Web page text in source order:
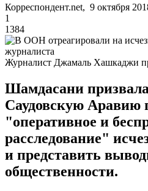
Корреспондент.net, 9 октября
1
1384
Журналист Джамаль Хашкаджи
Шамдасани
Саудовскую Аравию
"оперативное и
расследование"
и представить
общественности.